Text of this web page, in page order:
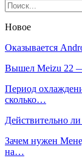
Новое
Оказывается
Вышел Meizu 22
Период
сколько…
Действительно
Зачем нужен
на…